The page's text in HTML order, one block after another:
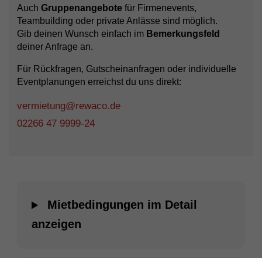
Auch Gruppenangebote für Firmenevents,
Teambuilding oder private Anlässe sind möglich.
Gib deinen Wunsch einfach im Bemerkungsfeld
deiner Anfrage an.
Für Rückfragen, Gutscheinanfragen oder individuelle
Eventplanungen erreichst du uns direkt:
vermietung@rewaco.de
02266 47 9999-24
Mietbedingungen im Detail
anzeigen